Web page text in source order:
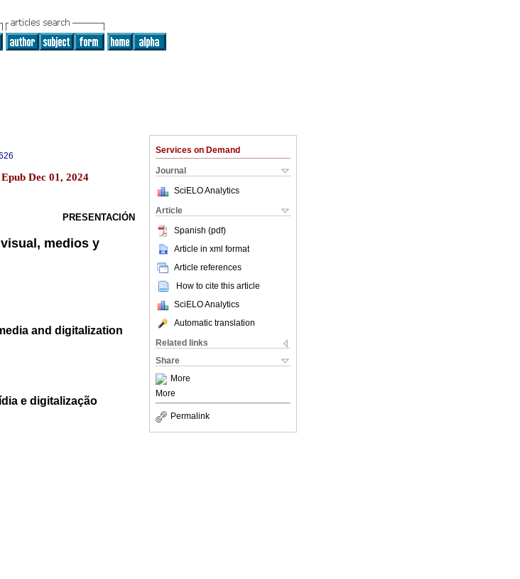
Services on Demand
Journal
SciELO Analytics
Article
Spanish (pdf)
Article in xml format
Article references
How to cite this article
SciELO Analytics
Automatic translation
Related links
Share
More
More
Permalink
Dec 01, 2024
PRESENTACIÓN
medios y
and digitalization
e digitalização